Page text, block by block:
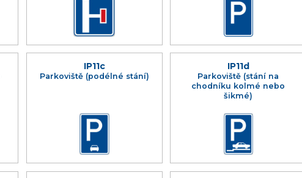
IP11c
Parkoviště (podélné stání)
IP11d
Parkoviště (stání na
chodníku kolmé nebo
šikmé)